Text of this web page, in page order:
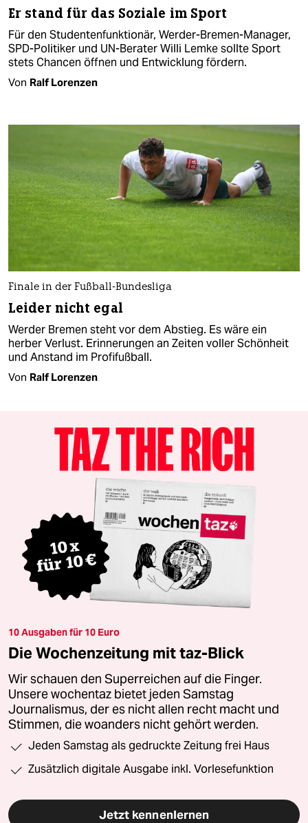
Er stand für das Soziale im Sport
Für den Studentenfunktionär, Werder-Bremen-Manager,
SPD-Politiker und UN-Berater Willi Lemke sollte Sport
stets Chancen öffnen und Entwicklung fördern.
Von Ralf Lorenzen
Finale in der Fußball-Bundesliga
Leider nicht egal
Werder Bremen steht vor dem Abstieg. Es wäre ein
herber Verlust. Erinnerungen an Zeiten voller Schönheit
und Anstand im Profifußball.
Von Ralf Lorenzen
10 Ausgaben für 10 Euro
Die Wochenzeitung mit taz-Blick
Wir schauen den Superreichen auf die Finger.
Unsere wochentaz bietet jeden Samstag
Journalismus, der es nicht allen recht macht und
Stimmen, die woanders nicht gehört werden.
Jeden Samstag als gedruckte Zeitung frei Haus
Zusätzlich digitale Ausgabe inkl. Vorlesefunktion
Jetzt kennenlernen